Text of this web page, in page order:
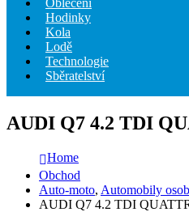
Oblečení
Hodinky
Kola
Lodě
Technologie
Sběratelství
AUDI Q7 4.2 TDI
Home
Obchod
Auto-moto, Automobily
AUDI Q7 4.2 TDI